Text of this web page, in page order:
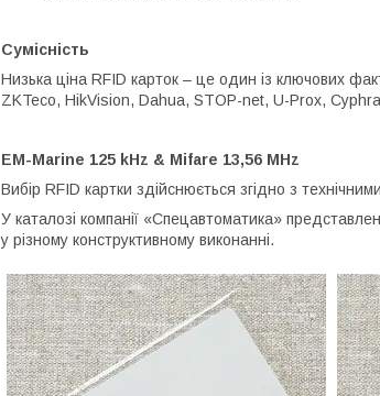
Сумісність
Низька ціна RFID карток – це один із ключових
ZKTeco, HikVision, Dahua, STOP-net, U-Prox,
EM-Marine 125 kHz & Mifare 13,56 MHz
Вибір RFID картки здійснюється згідно з
У каталозі компанії «Спецавтоматика»
у різному конструктивному виконанні.